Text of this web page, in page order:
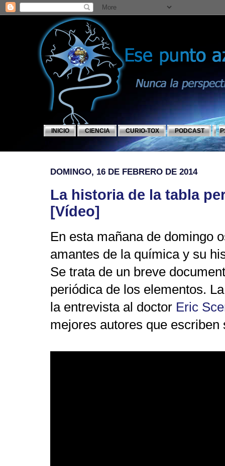
INICIO CIENCIA CURIO-TOX PODCAST
DOMINGO, 16 DE FEBRERO DE 2014
La historia de la tabla
[Vídeo]
En esta mañana de domingo
amantes de la química y su
Se trata de un breve
periódica de los elementos.
la entrevista al doctor Eric
mejores autores que escriben